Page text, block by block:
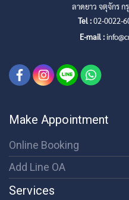
ลาดยาว จตุจักร ก
Tel :02-0022-
E-mail :
Make Appointment
Online Booking
Add Line OA
Services